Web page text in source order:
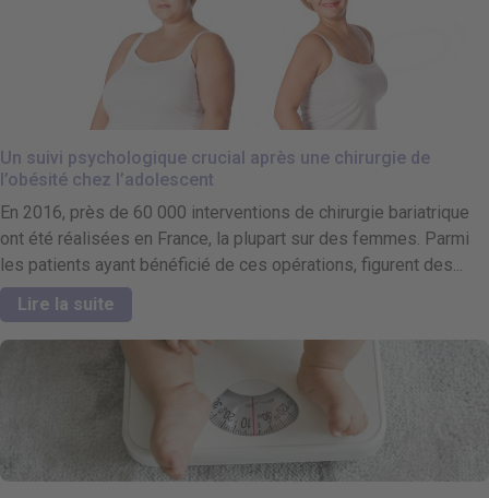
Un suivi psychologique crucial après une chirurgie de
l’obésité chez l’adolescent
En 2016, près de 60 000 interventions de chirurgie bariatrique
ont été réalisées en France, la plupart sur des femmes. Parmi
les patients ayant bénéficié de ces opérations, figurent des...
Lire la suite